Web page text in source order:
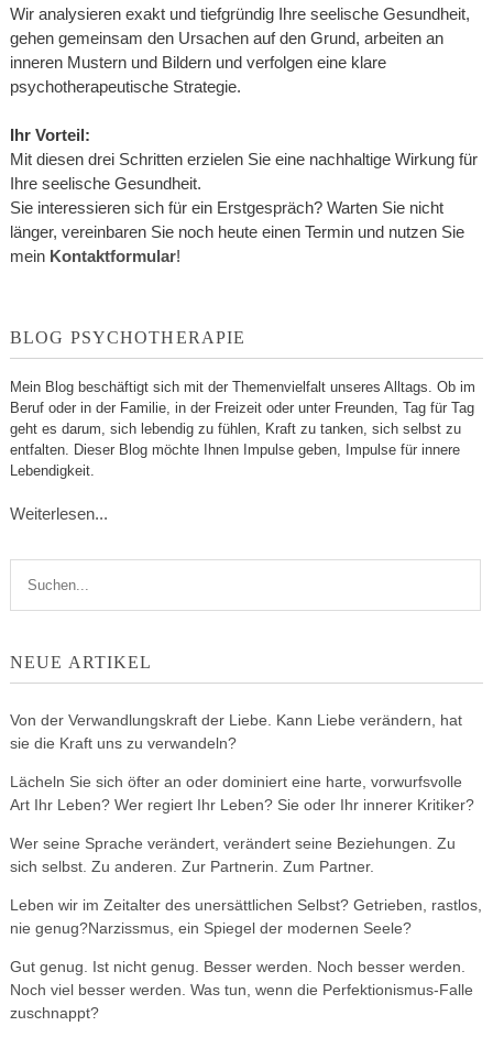
Wir analysieren exakt und tiefgründig Ihre seelische Gesundheit,
gehen gemeinsam den Ursachen auf den Grund, arbeiten an
inneren Mustern und Bildern und verfolgen eine klare
psychotherapeutische Strategie.
Ihr Vorteil:
Mit diesen drei Schritten erzielen Sie eine nachhaltige Wirkung für
Ihre seelische Gesundheit.
Sie interessieren sich für ein Erstgespräch? Warten Sie nicht
länger, vereinbaren Sie noch heute einen Termin und nutzen Sie
mein Kontaktformular!
BLOG PSYCHOTHERAPIE
Mein Blog beschäftigt sich mit der Themenvielfalt unseres Alltags. Ob im
Beruf oder in der Familie, in der Freizeit oder unter Freunden, Tag für Tag
geht es darum, sich lebendig zu fühlen, Kraft zu tanken, sich selbst zu
entfalten. Dieser Blog möchte Ihnen Impulse geben, Impulse für innere
Lebendigkeit.
Weiterlesen...
NEUE ARTIKEL
Von der Verwandlungskraft der Liebe. Kann Liebe verändern, hat
sie die Kraft uns zu verwandeln?
Lächeln Sie sich öfter an oder dominiert eine harte, vorwurfsvolle
Art Ihr Leben? Wer regiert Ihr Leben? Sie oder Ihr innerer Kritiker?
Wer seine Sprache verändert, verändert seine Beziehungen. Zu
sich selbst. Zu anderen. Zur Partnerin. Zum Partner.
Leben wir im Zeitalter des unersättlichen Selbst? Getrieben, rastlos,
nie genug?Narzissmus, ein Spiegel der modernen Seele?
Gut genug. Ist nicht genug. Besser werden. Noch besser werden.
Noch viel besser werden. Was tun, wenn die Perfektionismus-Falle
zuschnappt?